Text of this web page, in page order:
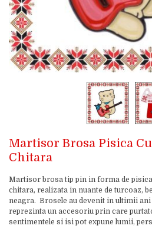
Martisor Brosa Pisica
Chitara
Martisor brosa tip pin in forma de
chitara, realizata in nuante de turcoaz,
neagra. Brosele au devenit in ultimii
reprezinta un accesoriu prin care
sentimentele si isi pot expune lumii,